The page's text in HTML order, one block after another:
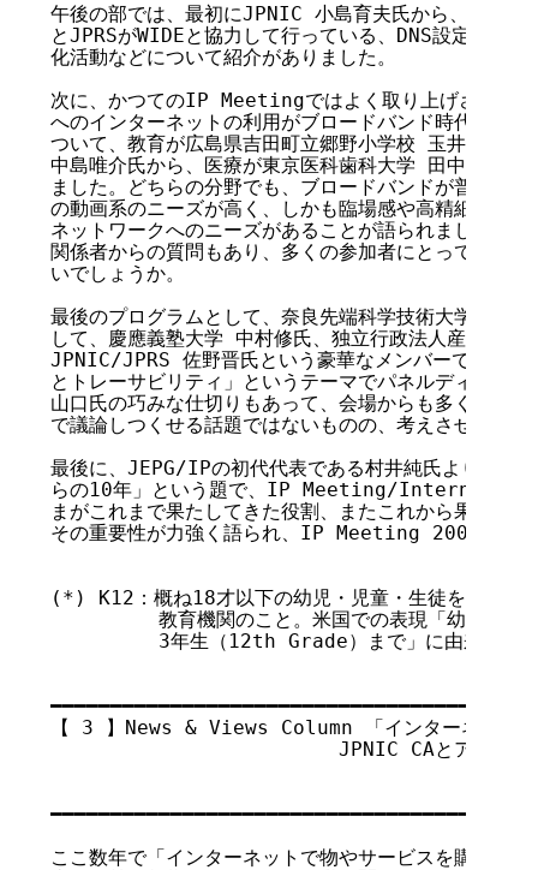
午後の部では、最初にJPNIC 小島育夫氏から、DNSを
とJPRSがWIDEと協力して行っている、DNS設定の改善
化活動などについて紹介がありました。
次に、かつてのIP Meetingではよく取り上げされて
へのインターネットの利用がブロードバンド時代にど
ついて、教育が広島県吉田町立郷野小学校 玉井基宏
中島唯介氏から、医療が東京医科歯科大学 田中博氏か
ました。どちらの分野でも、ブロードバンドが普通の
の動画系のニーズが高く、しかも臨場感や高精細度の
ネットワークへのニーズがあることが語られました。
関係者からの質問もあり、多くの参加者にとって興味
いでしょうか。
最後のプログラムとして、奈良先端科学技術大学院大
して、慶應義塾大学 中村修氏、独立行政法人産業技術
JPNIC/JPRS 佐野晋氏という豪華なメンバーで、「イ
とトレーサビリティ」というテーマでパネルディスカ
山口氏の巧みな仕切りもあって、会場からも多くの質
で議論しつくせる話題ではないものの、考えさせられ
最後に、JEPG/IPの初代代表である村井純氏より、「
らの10年」という題で、IP Meeting/Internet
まがこれまで果たしてきた役割、またこれから果すべ
その重要性が力強く語られ、IP Meeting 2003は閉幕
(*) K12：概ね18才以下の幼児・児童・生徒を対象と
教育機関のこと。米国での表現「幼稚園
         3年生（12th Grade）まで」に由来。
━━━━━━━━━━━━━━━━━━━━━━━━━━━━━━━━━━━
【 3 】News & Views Column 「インターネットと
JPNIC CAとアプリケー
━━━━━━━━━━━━━━━━━━━━━━━━━━━━━━━━━━━
ここ数年で「インターネットで物やサービスを購入す